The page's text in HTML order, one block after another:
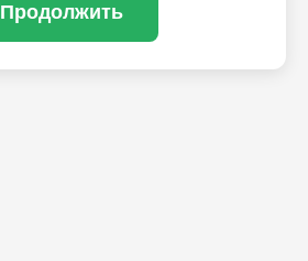
Продолжить